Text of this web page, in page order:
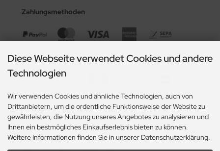
Zahlungsmethoden
Social Media
Diese Webseite verwendet Cookies und andere
Technologien
Wir verwenden Cookies und ähnliche Technologien, auch von
Drittanbietern, um die ordentliche Funktionsweise der Website zu
gewährleisten, die Nutzung unseres Angebotes zu analysieren und
Ihnen ein bestmögliches Einkaufserlebnis bieten zu können.
Weitere Informationen finden Sie in unserer Datenschutzerklärung.